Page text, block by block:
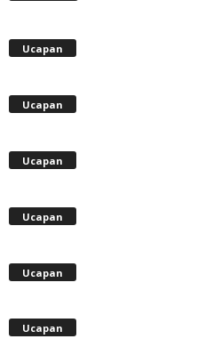
Ucapan
Ucapan
Ucapan
Ucapan
Ucapan
Ucapan